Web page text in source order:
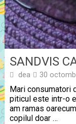
SANDVIS
dea 30
Mari consumatori
piticul este intr-o
am ramas
copilul doar …